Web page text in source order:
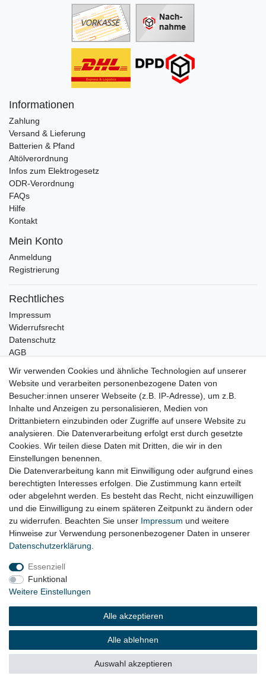
Informationen
Zahlung
Versand & Lieferung
Batterien & Pfand
Altölverordnung
Infos zum Elektrogesetz
ODR-Verordnung
FAQs
Hilfe
Kontakt
Mein Konto
Anmeldung
Registrierung
Rechtliches
Impressum
Widerrufsrecht
Datenschutz
AGB
Bleibt Sie auf dem Laufenden ...
E-MAIL **
Newsletter
Honig
Hiermit bestätige ich, dass ich dieDaten­schutz­erklärunggelesen habe. Meine
Einwilligung kann ich jederzeit widerrufen.**
** Hierbei handelt es sich um ein Pflichtfeld.
Impressum Daten­schutz­erklärung AGB
Widerrufs­recht
Wir verwenden Cookies und ähnliche Technologien auf unserer
Website und verarbeiten personenbezogene Daten von
Besucher:innen unserer Webseite (z.B. IP-Adresse), um z.B.
Inhalte und Anzeigen zu personalisieren, Medien von
Drittanbietern einzubinden oder Zugriffe auf unsere Website zu
analysieren. Die Datenverarbeitung erfolgt erst durch gesetzte
Cookies. Wir teilen diese Daten mit Dritten, die wir in den
Einstellungen benennen.
Die Datenverarbeitung kann mit Einwilligung oder aufgrund eines
berechtigten Interesses erfolgen. Die Zustimmung kann erteilt
oder abgelehnt werden. Es besteht das Recht, nicht einzuwilligen
und die Einwilligung zu einem späteren Zeitpunkt zu ändern oder
zu widerrufen. Beachten Sie unser Impressum und weitere
Hinweise zur Verwendung personenbezogener Daten in unserer
Daten­schutz­erklärung
Essenziell
Funktional
Weitere Einstellungen
Alle akzeptieren
Alle ablehnen
Auswahl akzeptieren